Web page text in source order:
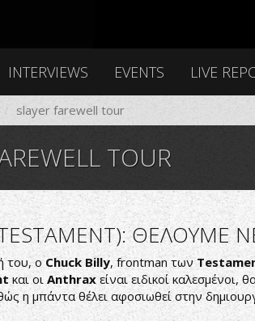
INTERVIEWS EVENTS LIVE
slayer farewell tour
TOUR
του, οChuck Billy, frontman των
και οι Anthrax είναι ειδικοί
η μπάντα θέλει αφοσιωθεί στην